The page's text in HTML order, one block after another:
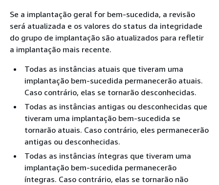
Se a implantação geral for bem-sucedida, a revisão
será atualizada e os valores do status da integridade
do grupo de implantação são atualizados para refletir
a implantação mais recente.
Todas as instâncias atuais que tiveram uma
implantação bem-sucedida permanecerão atuais.
Caso contrário, elas se tornarão desconhecidas.
Todas as instâncias antigas ou desconhecidas que
tiveram uma implantação bem-sucedida se
tornarão atuais. Caso contrário, eles permanecerão
antigas ou desconhecidas.
Todas as instâncias íntegras que tiveram uma
implantação bem-sucedida permanecerão
íntegras. Caso contrário, elas se tornarão não